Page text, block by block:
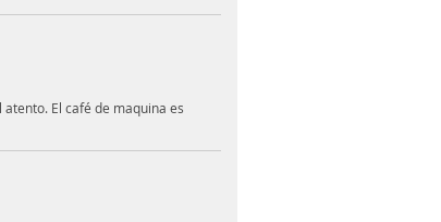
El café de maquina es